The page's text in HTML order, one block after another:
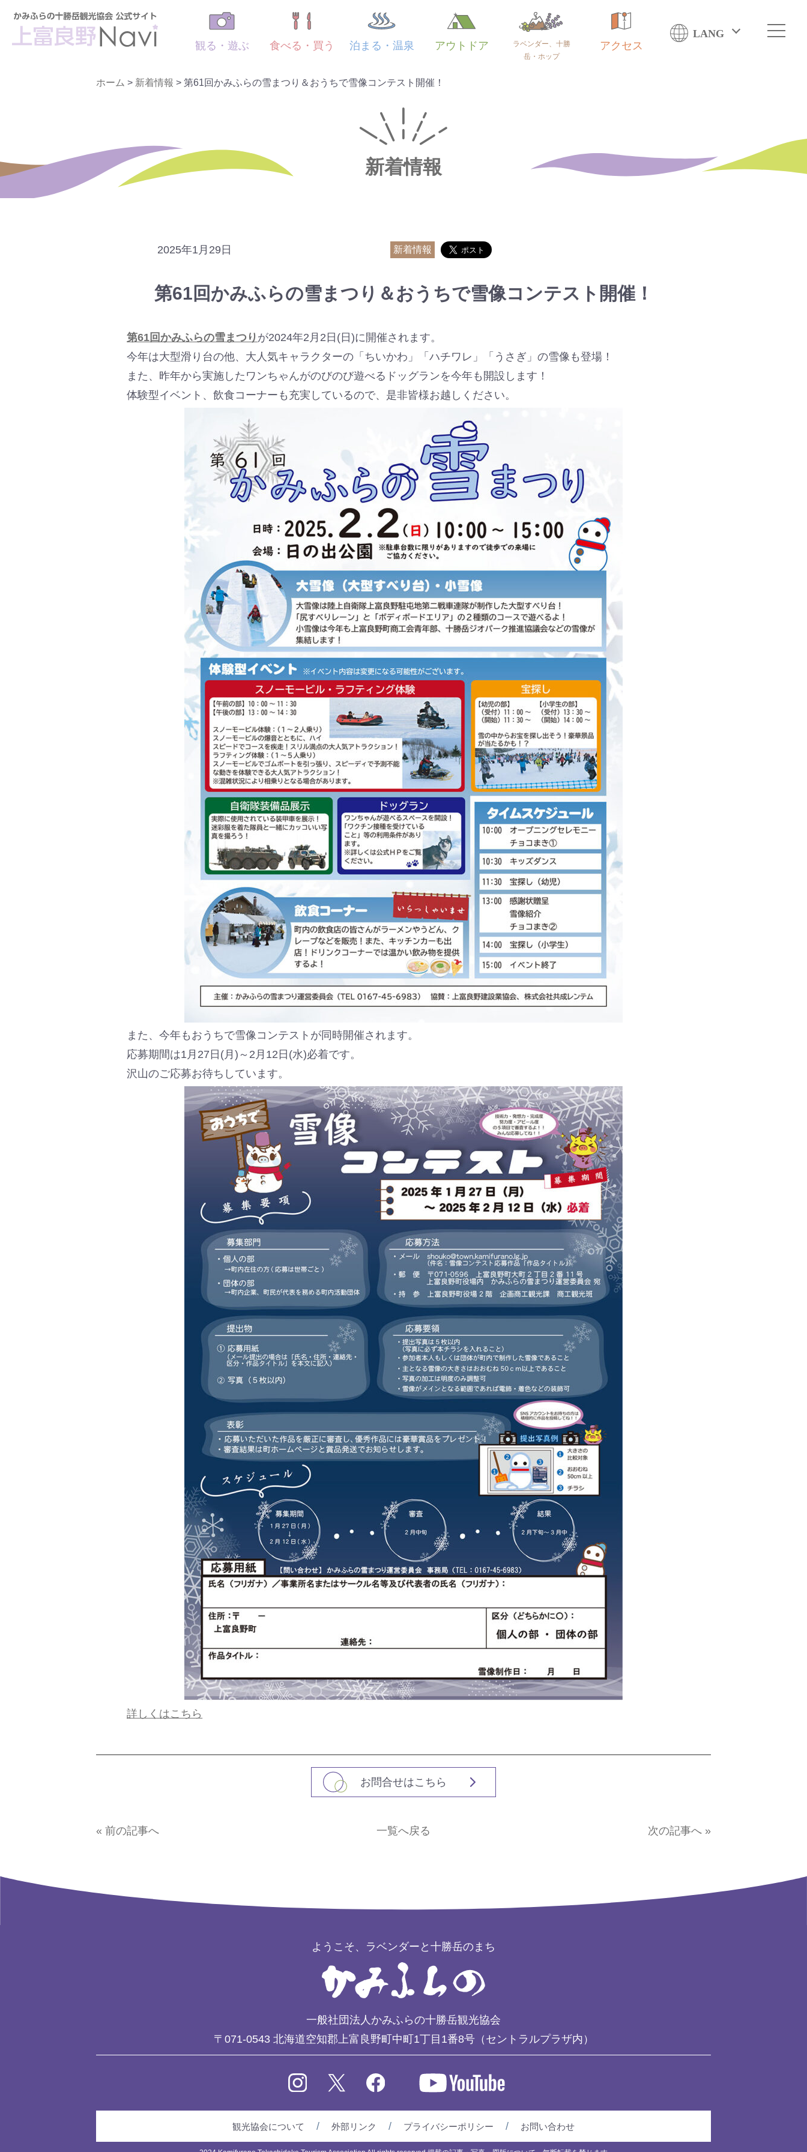
観る・遊ぶ 食べる・買う 泊まる・温泉 アウトドア
ラベンダー、十勝
岳・ホップ
アクセス
LANG
ホーム > 新着情報 > 第61回かみふらの雪まつり＆おうちで雪像コンテスト開催！
新着情報
2025年1月29日 新着情報
第61回かみふらの雪まつり＆おうちで雪像コンテスト開催！
第61回かみふらの雪まつり が2024年2月2日(日)に開催されます。
今年は大型滑り台の他、大人気キャラクターの「ちいかわ」「ハチワレ」「うさぎ」の雪像も登場！
また、昨年から実施したワンちゃんがのびのび遊べるドッグランを今年も開設します！
体験型イベント、飲食コーナーも充実しているので、是非皆様お越しください。
また、今年もおうちで雪像コンテストが同時開催されます。
応募期間は1月27日(月)～2月12日(水)必着です。
沢山のご応募お待ちしています。
詳しくはこちら
お問合せはこちら
« 前の記事へ 一覧へ戻る 次の記事へ »
ようこそ、ラベンダーと十勝岳のまち
一般社団法人かみふらの十勝岳観光協会
〒071-0543 北海道空知郡上富良野町中町1丁目1番8号（セントラルプラザ内）
観光協会について 外部リンク プライバシーポリシー お問い合わせ